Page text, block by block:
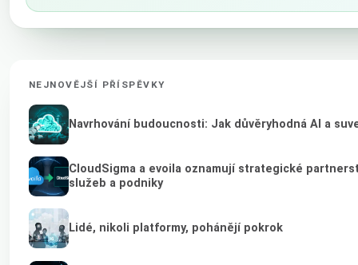
NEJNOVĚJŠÍ PŘÍSPĚVKY
Navrhování budoucnosti: Jak důvěryhodná AI a
CloudSigma a evoila oznamují strategické
služeb a podniky
Lidé, nikoli platformy, pohánějí pokrok